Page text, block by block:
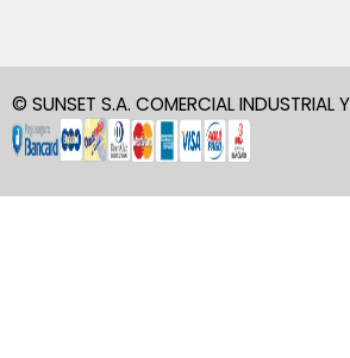
© SUNSET S.A. COMERCIAL INDUSTRIAL